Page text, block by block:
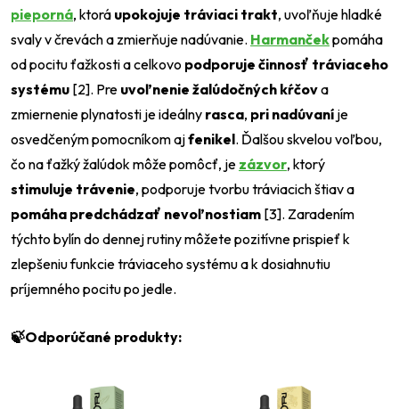
pieporná, ktorá upokojuje tráviaci trakt, uvoľňuje hladké
svaly v črevách a zmierňuje nadúvanie. Harmančekpomáha
od pocitu ťažkosti a celkovo podporuje činnosť tráviaceho
systému [2]. Pre uvoľnenie žalúdočných kŕčova
zmiernenie plynatosti je ideálny rasca, pri nadúvaní je
osvedčeným pomocníkom ajfenikel. Ďalšou skvelou voľbou,
čo na ťažký žalúdok môže pomôcť, je zázvor, ktorý
stimuluje trávenie, podporuje tvorbu tráviacich štiav a
pomáha predchádzať nevoľnostiam [3]. Zaradením
týchto bylín do dennej rutiny môžete pozitívne prispieť k
zlepšeniu funkcie tráviaceho systému a k dosiahnutiu
príjemného pocitu po jedle.
🍃Odporúčané produkty: